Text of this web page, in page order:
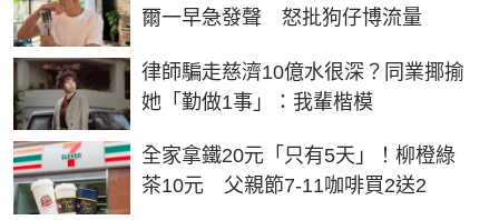
爾一早急發聲 怒批狗仔博流量
律師騙走慈濟10億水很深？同業揶揄
她「勤做1事」：我輩楷模
全家拿鐵20元「只有5天」！柳橙綠
茶10元 父親節7-11咖啡買2送2